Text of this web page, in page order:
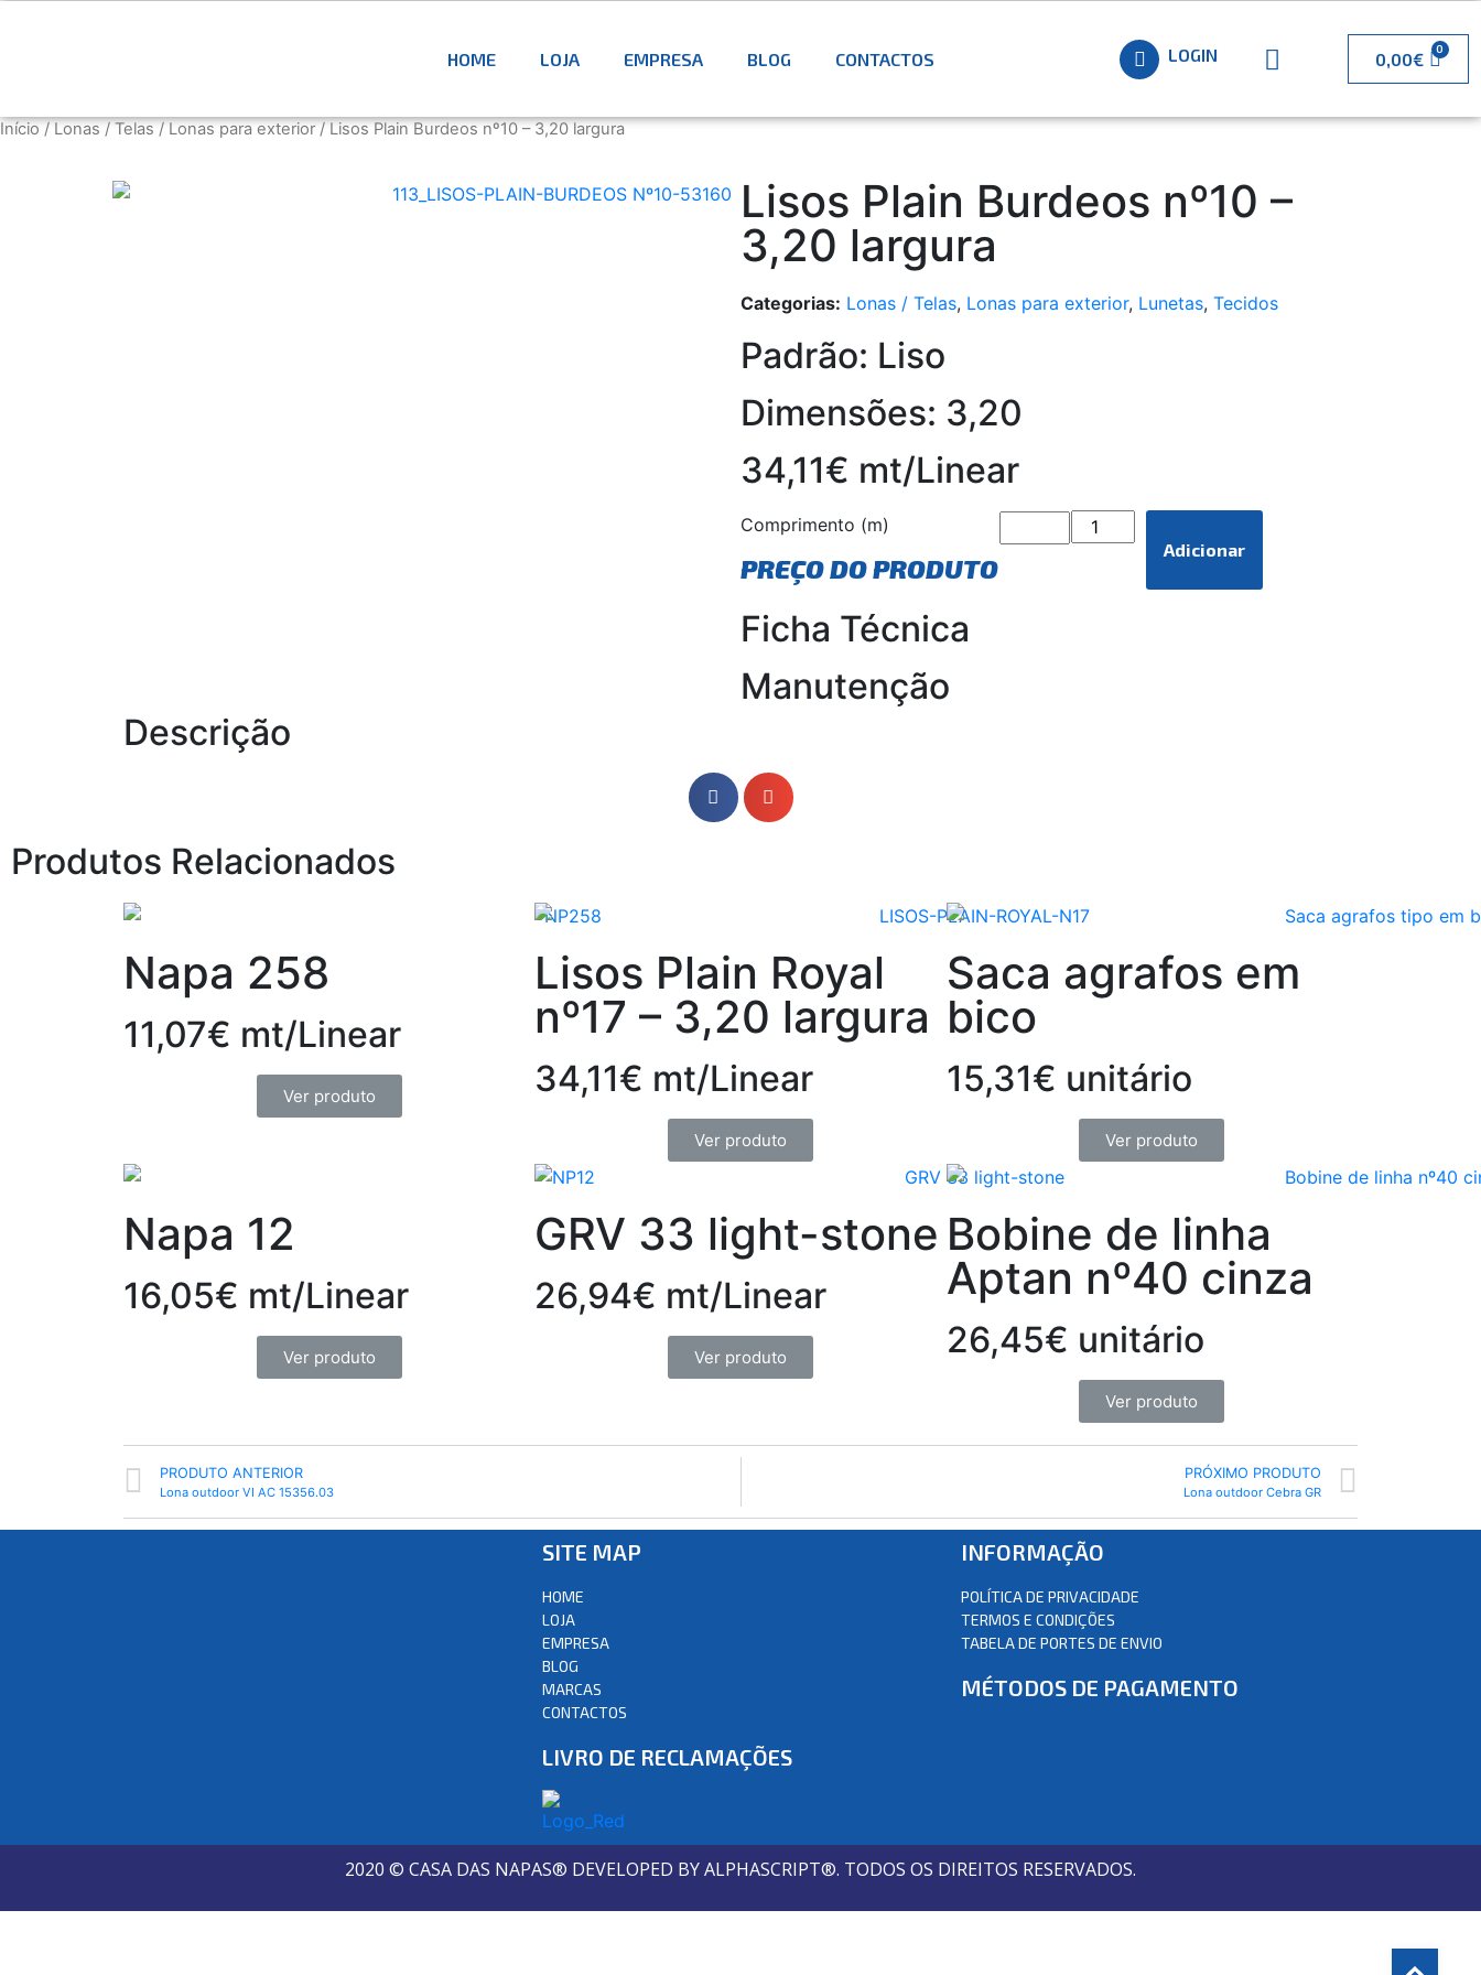
HOME LOJA EMPRESA BLOG CONTACTOS LOGIN 0,00€
Início/Lonas / Telas/Lonas para exterior/ Lisos Plain Burdeos nº10 – 3,20 largura
Lisos Plain Burdeos nº10 –
3,20 largura
Categorias: Lonas / Telas, Lonas para exterior, Lunetas, Tecidos
Padrão: Liso
Dimensões: 3,20
34,11€ mt/Linear
Comprimento (m)
PREÇO DO PRODUTO
Adicionar
Ficha Técnica
Manutenção
Descrição
Produtos Relacionados
Napa 258
11,07€ mt/Linear
Ver produto
Lisos Plain Royal
nº17 – 3,20 largura
34,11€ mt/Linear
Ver produto
Saca agrafos em
bico
15,31€ unitário
Ver produto
Napa 12
16,05€ mt/Linear
Ver produto
GRV 33 light-stone
26,94€ mt/Linear
Ver produto
Bobine de linha
Aptan nº40 cinza
26,45€ unitário
Ver produto
PRODUTO ANTERIOR
Lona outdoor VI AC 15356.03
PRÓXIMO PRODUTO
Lona outdoor Cebra GR
SITE MAP
HOME
LOJA
EMPRESA
BLOG
MARCAS
CONTACTOS
LIVRO DE RECLAMAÇÕES
INFORMAÇÃO
POLÍTICA DE PRIVACIDADE
TERMOS E CONDIÇÕES
TABELA DE PORTES DE ENVIO
MÉTODOS DE PAGAMENTO
2020 © CASA DAS NAPAS® DEVELOPED BY ALPHASCRIPT®. TODOS OS DIREITOS RESERVADOS.